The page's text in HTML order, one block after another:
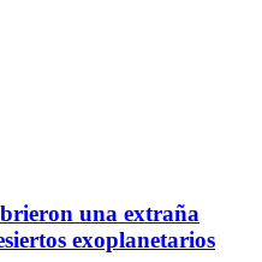
una extraña
exoplanetarios